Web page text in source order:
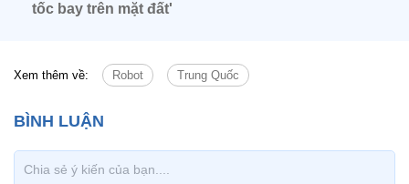
tốc bay trên mặt đất'
Xem thêm về: Robot Trung Quốc